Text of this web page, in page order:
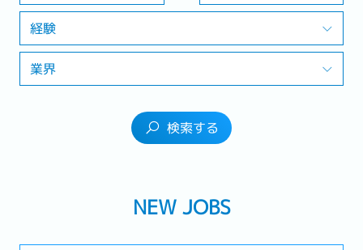
経験
業界
検索する
NEW JOBS